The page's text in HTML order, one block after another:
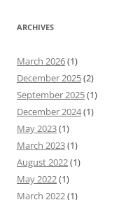
ARCHIVES
March 2026(1)
December 2025(2)
September 2025(1)
December 2024(1)
May 2023(1)
March 2023(1)
August 2022(1)
May 2022(1)
March 2022(1)